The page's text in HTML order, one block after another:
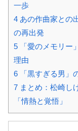
一歩
4 あの作曲家との
の再出発
5 「愛のメモリー
理由
6 「黒すぎる男」
7 まとめ：松崎し
「情熱と覚悟」